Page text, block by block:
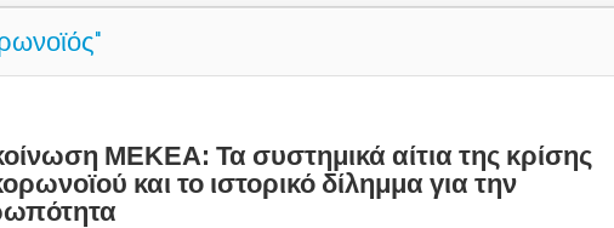
ΜΕΚΕΑ: Τα συστημικά αίτια της κρίσης
και το ιστορικό δίλημμα για την